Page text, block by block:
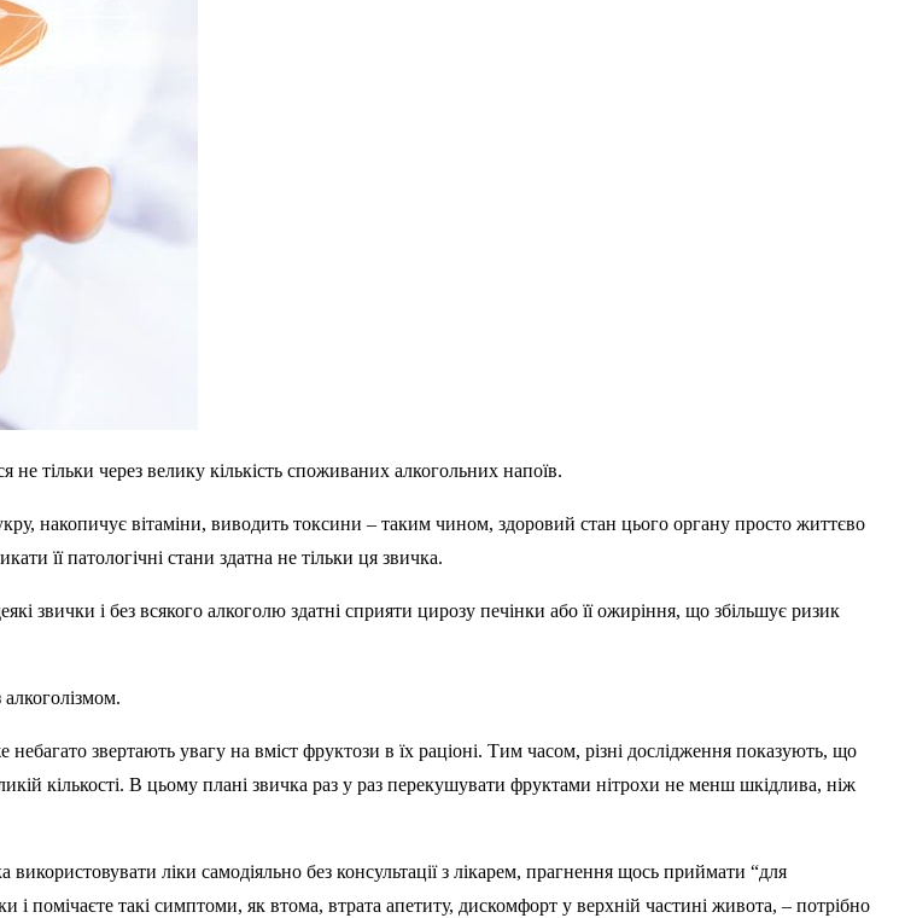
тільки через велику кількість споживаних алкогольних напоїв.
накопичує вітаміни, виводить токсини – таким чином, здоровий стан цього органу просто життєво
її патологічні стани здатна не тільки ця звичка.
звички і без всякого алкоголю здатні сприяти цирозу печінки або її ожиріння, що збільшує ризик
звертають увагу на вміст фруктози в їх раціоні. Тим часом, різні дослідження показують, що
кількості. В цьому плані звичка раз у раз перекушувати фруктами нітрохи не менш шкідлива, ніж
ліки самодіяльно без консультації з лікарем, прагнення щось приймати “для
помічаєте такі симптоми, як втома, втрата апетиту, дискомфорт у верхній частині живота, – потрібно